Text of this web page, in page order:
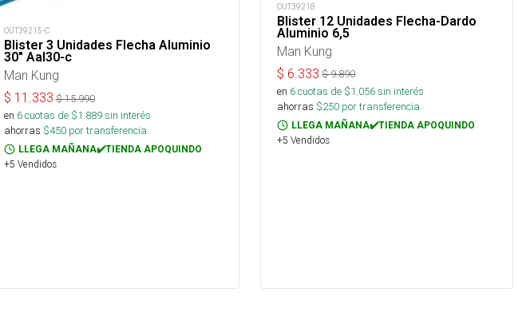
OUT39215-C
Blister 3 Unidades Flecha Aluminio
30" Aal30-c
Man Kung
$ 11.333 $15.990
en 6cuotas de $1.889sin interés
ahorras $450por transferencia.
LLEGA MAÑANA✔️TIENDA APOQUINDO
+5 Vendidos
OUT39218
Blister 12 Unidades Flecha-Dardo
Aluminio 6,5
Man Kung
$ 6.333 $9.890
en 6cuotas de $1.056sin interés
ahorras $250 por transferencia.
LLEGA MAÑANA✔️TIENDA APOQUINDO
+5 Vendidos